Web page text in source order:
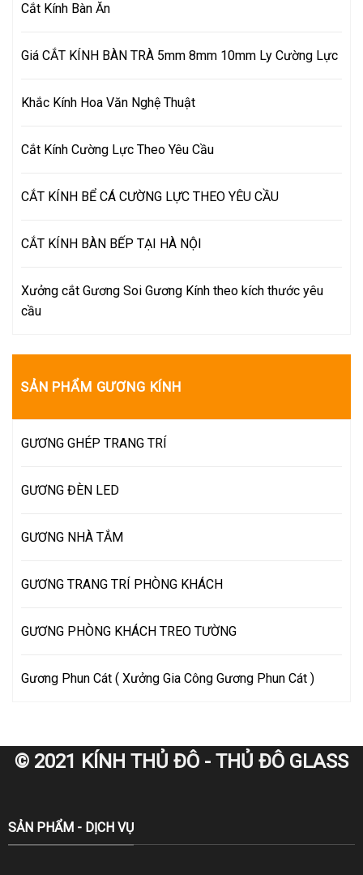
Cắt Kính Bàn Ăn
Giá CẮT KÍNH BÀN TRÀ 5mm 8mm 10mm Ly Cường Lực
Khắc Kính Hoa Văn Nghệ Thuật
Cắt Kính Cường Lực Theo Yêu Cầu
CẮT KÍNH BỂ CÁ CƯỜNG LỰC THEO YÊU CẦU
CẮT KÍNH BÀN BẾP TẠI HÀ NỘI
Xưởng cắt Gương Soi Gương Kính theo kích thước yêu
cầu
SẢN PHẨM GƯƠNG KÍNH
GƯƠNG GHÉP TRANG TRÍ
GƯƠNG ĐÈN LED
GƯƠNG NHÀ TẮM
GƯƠNG TRANG TRÍ PHÒNG KHÁCH
GƯƠNG PHÒNG KHÁCH TREO TƯỜNG
Gương Phun Cát ( Xưởng Gia Công Gương Phun Cát )
© 2021 KÍNH THỦ ĐÔ - THỦ ĐÔ GLASS
SẢN PHẨM - DỊCH VỤ